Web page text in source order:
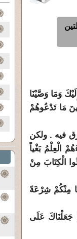
وَمَا وَصَّيْنَا
مَا تَدْعُوهُمْ
فيه . ولكن
الْعِلْمُ بَغْياً
الْكِتَابَ مِنْ
مِنْكُمْ شِرْعَةً
جَعَلْنَاكَ عَلَى